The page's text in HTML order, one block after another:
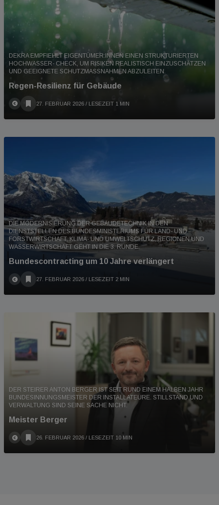
DEKRA EMPFIEHLT EIGENTÜMER:INNEN EINEN STRUKTURIERTEN
HOCHWASSER- CHECK, UM RISIKEN REALISTISCH EINZUSCHÄTZEN
UND GEEIGNETE SCHUTZMASSNAHMEN ABZULEITEN.
Regen-Resilienz für Gebäude
27. FEBRUAR 2026 / LESEZEIT 1 MIN
DIE MODERNISIERUNG DER GEBÄUDETECHNIK IN DEN
DIENSTSTELLEN DES BUNDESMINISTERIUMS FÜR LAND- UND
FORSTWIRTSCHAFT, KLIMA- UND UMWELTSCHUTZ, REGIONEN UND
WASSERWIRTSCHAFT GEHT IN DIE 3. RUNDE.
Bundescontracting um 10 Jahre verlängert
27. FEBRUAR 2026 / LESEZEIT 2 MIN
DER STEIRER ANTON BERGER IST SEIT RUND EINEM HALBEN JAHR
BUNDESINNUNGSMEISTER DER INSTALLATEURE. STILLSTAND UND
VERWALTUNG SIND SEINE SACHE NICHT.
Meister Berger
26. FEBRUAR 2026 / LESEZEIT 10 MIN